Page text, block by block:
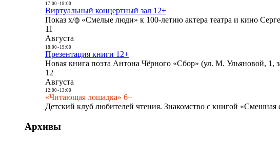
17:00- 18:00
Виртуальный концертный зал 12+
Показ х/ф «Смелые люди» к 100-летию актера театра и кино
11
Августа
18:00- 19:00
Презентация книги 12+
Новая книга поэта Антона Чёрного «Сбор» (ул. М. Ульяновой, 1,
12
Августа
12:00- 13:00
«Читающая лошадка» 6+
Детский клуб любителей чтения. Знакомство с книгой
Архивы